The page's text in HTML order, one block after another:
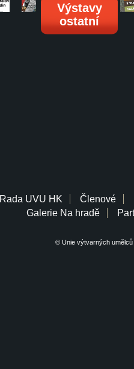
Výstavy
ostatní
Rada UVU HK Členové
Galerie Na hradě
© Unie výtvarných